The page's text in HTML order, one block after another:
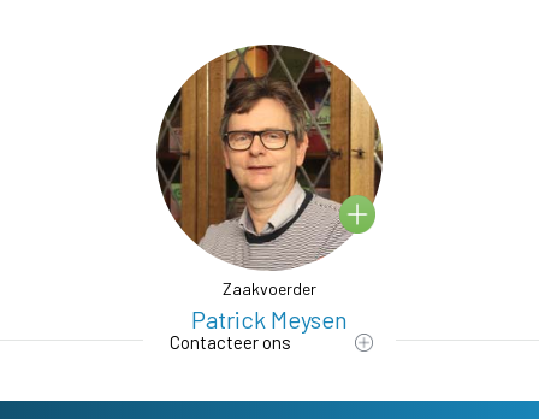
Zaakvoerder
Patrick Meysen
Contacteer ons